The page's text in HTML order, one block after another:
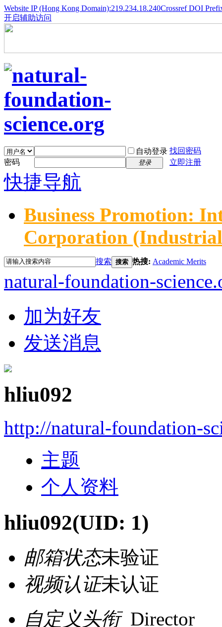
Website IP (Hong Kong Domain):219.234.18.240Crossref DOI
开启辅助访问
自动登录 找回密码
密码
登录 立即注册
快捷导航
Business Promotion:
Corporation
搜索 搜索 热搜: Academic Merits
natural-foundation-
加为好友
发送消息
hliu092
http://natural-foundation-
主题
个人资料
hliu092(UID: 1)
邮箱状态未验证
视频认证未认证
自定义头衔 Director